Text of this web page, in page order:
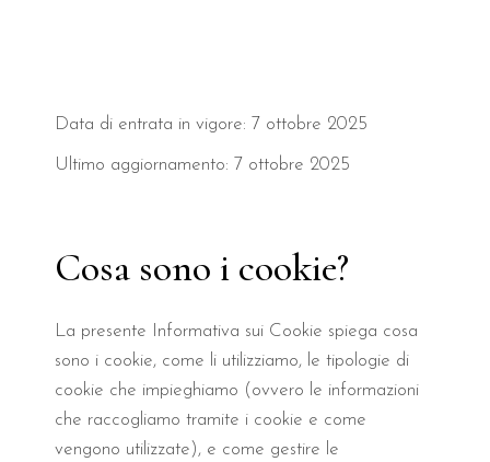
Data di entrata in vigore: 7 ottobre 2025
Ultimo aggiornamento: 7 ottobre 2025
Cosa sono i cookie?
La presente Informativa sui Cookie spiega cosa
sono i cookie, come li utilizziamo, le tipologie di
cookie che impieghiamo (ovvero le informazioni
che raccogliamo tramite i cookie e come
vengono utilizzate), e come gestire le